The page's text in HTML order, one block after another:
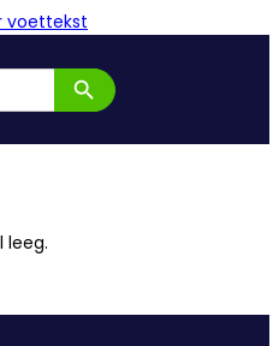
voettekst
Zoekknop
leeg.